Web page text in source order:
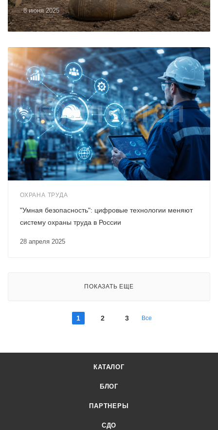
8 июня 2025
ОХРАНА ТРУДА
28 апреля 2025
"Умная безопасность": цифровые технологии меняют
систему охраны труда в России
ПОКАЗАТЬ ЕЩЕ
1 2 3 Все
КАТАЛОГ
БЛОГ
ПАРТНЕРЫ
СДО